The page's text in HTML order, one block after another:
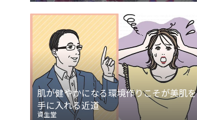
肌が健やかになる環境作りこそが美肌を
手に入れる近道
資生堂